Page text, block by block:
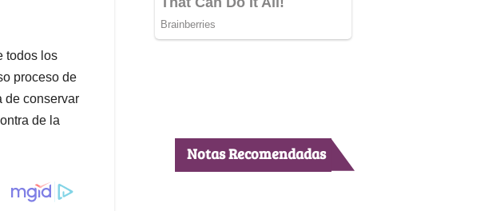
todos los
proceso de
de conservar
de la
Notas Recomendadas